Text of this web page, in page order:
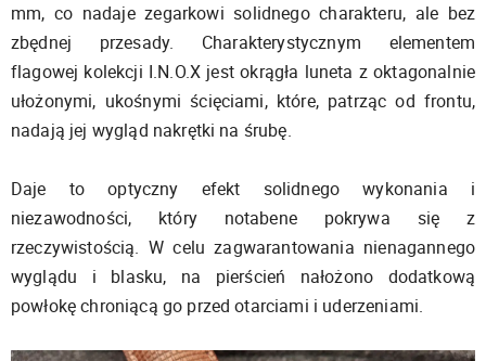
mm, co nadaje zegarkowi solidnego charakteru, ale bez
zbędnej przesady. Charakterystycznym elementem
flagowej kolekcji I.N.O.X jest okrągła luneta z oktagonalnie
ułożonymi, ukośnymi ścięciami, które, patrząc od frontu,
nadają jej wygląd nakrętki na śrubę.
Daje to optyczny efekt solidnego wykonania i
niezawodności, który notabene pokrywa się z
rzeczywistością. W celu zagwarantowania nienagannego
wyglądu i blasku, na pierścień nałożono dodatkową
powłokę chroniącą go przed otarciami i uderzeniami.